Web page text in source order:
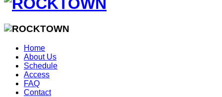
Home
About Us
Schedule
Access
FAQ
Contact